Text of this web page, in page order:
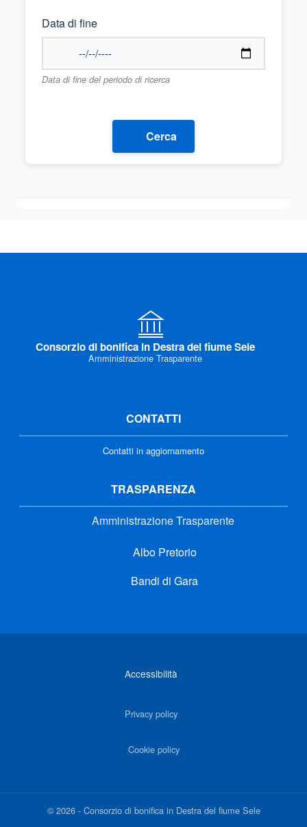
Data di fine
Data di fine del periodo di ricerca
Cerca
Consorzio di bonifica in Destra del fiume Sele
Amministrazione Trasparente
CONTATTI
Contatti in aggiornamento
TRASPARENZA
Amministrazione Trasparente
Albo Pretorio
Bandi di Gara
Accessibilità
Privacy policy
Cookie policy
©2026- Consorzio di bonifica in Destra del fiume Sele